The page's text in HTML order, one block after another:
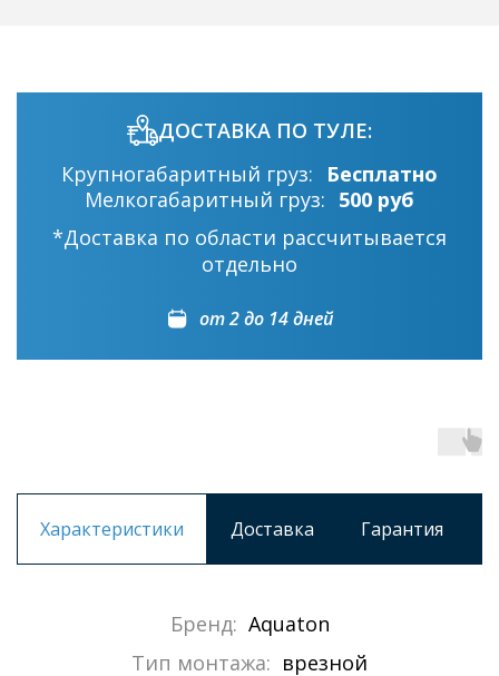
ДОСТАВКА ПО ТУЛЕ:
Крупногабаритный груз:
Бесплатно
Мелкогабаритный груз: 500 руб
*Доставка по области рассчитывается
отдельно
от 2 до 14 дней
Характеристики Доставка Гарантия
Бренд: Aquaton
Тип монтажа: врезной